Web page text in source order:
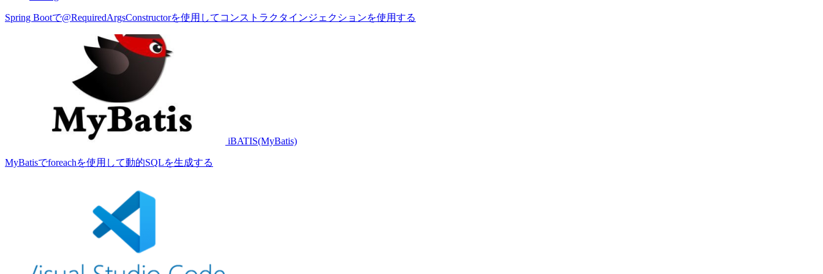
Spring Bootで@RequiredArgsConstructorを使用してコンストラクタインジェクションを使用する
iBATIS(MyBatis)
MyBatisでforeachを使用して動的SQLを生成する